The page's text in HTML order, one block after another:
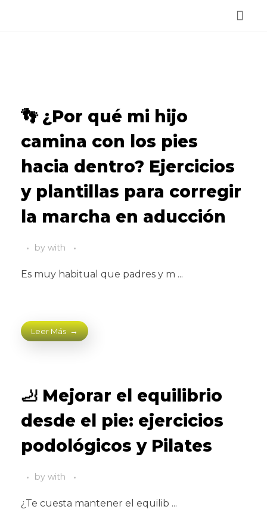
👣 ¿Por qué mi hijo
camina con los pies
hacia dentro? Ejercicios
y plantillas para corregir
la marcha en aducción
by with
Es muy habitual que padres y m ...
Leer Más
🦶 Mejorar el equilibrio
desde el pie: ejercicios
podológicos y Pilates
by with
¿Te cuesta mantener el equilib ...